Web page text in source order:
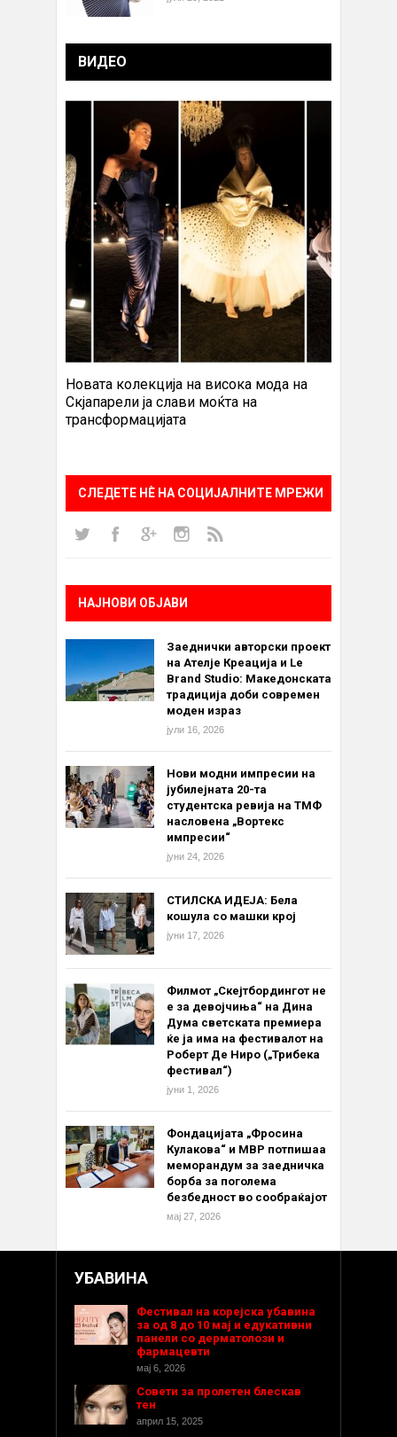
ВИДЕО
Новата колекција на висока мода на
Скјапарели ја слави моќта на
трансформацијата
СЛЕДЕТЕ НÈ НА СОЦИЈАЛНИТЕ МРЕЖИ
НАЈНОВИ ОБЈАВИ
Заеднички авторски проект
на Ателје Креација и Le
Brand Studio: Македонската
традиција доби современ
моден израз
јули 16, 2026
Нови модни импресии на
јубилејната 20-та
студентска ревија на ТМФ
насловена „Вортекс
импресии“
јуни 24, 2026
СТИЛСКА ИДЕЈА: Бела
кошула со машки крој
јуни 17, 2026
Филмот „Скејтбордингот не
е за девојчиња“ на Дина
Дума светската премиера
ќе ја има на фестивалот на
Роберт Де Ниро („Трибека
фестивал“)
јуни 1, 2026
Фондацијата „Фросина
Кулакова“ и МВР потпишаа
меморандум за заедничка
борба за поголема
безбедност во сообраќајот
мај 27, 2026
УБАВИНА
Фестивал на корејска убавина
за од 8 до 10 мај и едукативни
панели со дерматолози и
фармацевти
мај 6, 2026
Совети за пролетен блескав
тен
април 15, 2025